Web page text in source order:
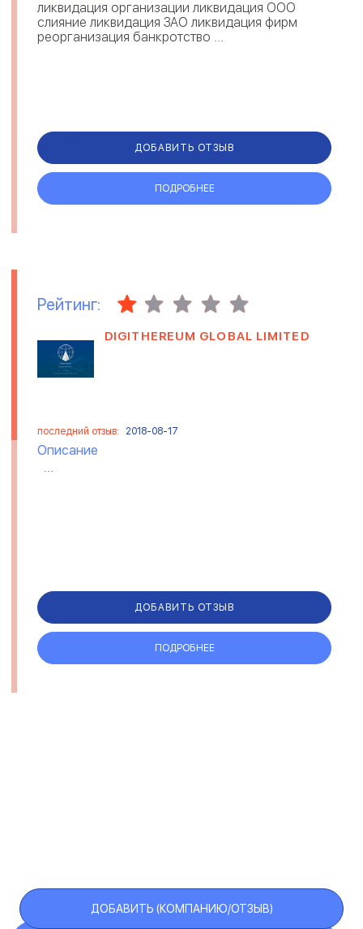
ликвидация организации ликвидация ООО
слияние ликвидация ЗАО ликвидация фирм
реорганизация банкротство ...
ДОБАВИТЬ ОТЗЫВ
ПОДРОБНЕЕ
Рейтинг:
DIGITHEREUM GLOBAL LIMITED
последний отзыв: 2018-08-17
Описание
...
ДОБАВИТЬ ОТЗЫВ
ПОДРОБНЕЕ
ДОБАВИТЬ (КОМПАНИЮ/ОТЗЫВ)